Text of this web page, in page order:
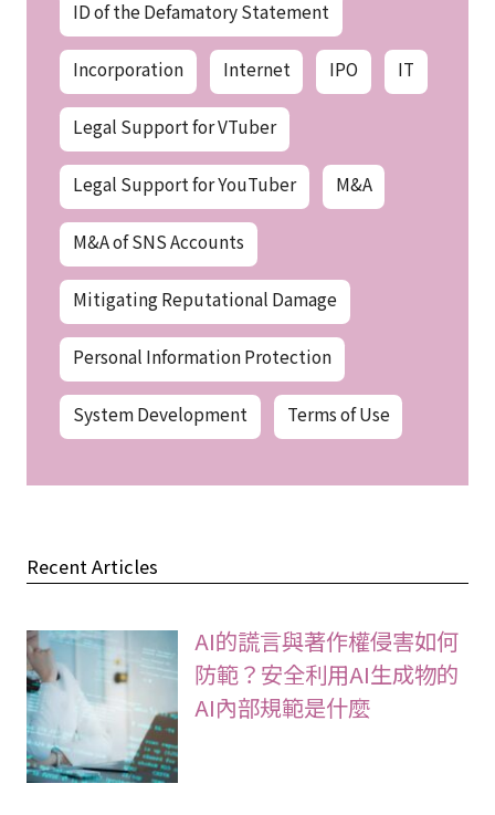
ID of the Defamatory Statement
Incorporation Internet IPO IT
Legal Support for VTuber
Legal Support for YouTuber M&A
M&A of SNS Accounts
Mitigating Reputational Damage
Personal Information Protection
System Development Terms of Use
Recent Articles
AI的謊言與著作權侵害如何
防範？安全利用AI生成物的
AI內部規範是什麼